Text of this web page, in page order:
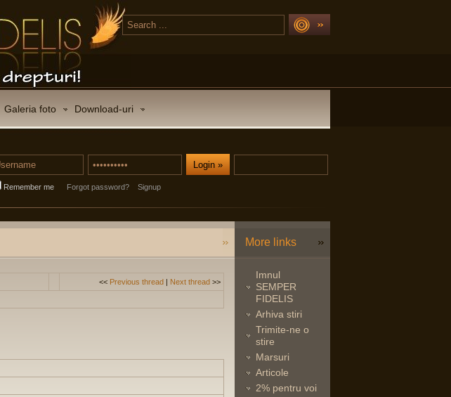
Galeria foto Download-uri
Remember me Forgot password? Signup
<< Previous thread | Next thread >>
More links
Imnul
SEMPER
FIDELIS
Arhiva stiri
Trimite-ne o
stire
Marsuri
Articole
2% pentru voi